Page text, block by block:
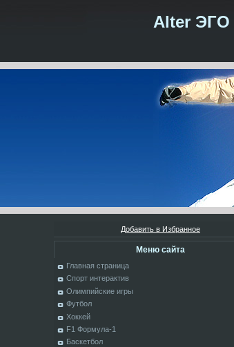
Alter ЭГО
Добавить в Избранное
Меню сайта
Главная страница
Спорт интерактив
Олимпийские игры
Футбол
Хоккей
F1 Формула-1
Баскетбол